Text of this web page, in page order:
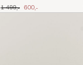
Ordinær pris
1 499,- Nedsatt pris
600,-